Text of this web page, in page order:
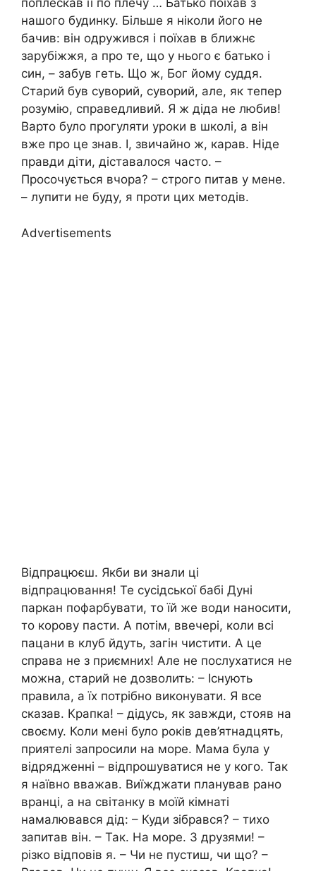
поплескав її по плечу … Батько поїхав з
нашого будинку. Більше я ніколи його не
бачив: він одружився і поїхав в ближнє
зарубіжжя, а про те, що у нього є батько і
син, – забув геть. Що ж, Бог йому суддя.
Старий був суворий, суворий, але, як тепер
розумію, справедливий. Я ж діда не любив!
Варто було прогуляти уроки в школі, а він
вже про це знав. І, звичайно ж, карав. Ніде
правди діти, діставалося часто. –
Просочується вчора? – строго питав у мене.
– лупити не буду, я проти цих методів.
Advertisements
Відпрацюєш. Якби ви знали ці
відпрацювання! Те сусідської бабі Дуні
паркан пофарбувати, то їй же води наносити,
то корову пасти. А потім, ввечері, коли всі
пацани в клуб йдуть, загін чистити. А це
справа не з приємних! Але не послухатися не
можна, старий не дозволить: – Існують
правила, а їх потрібно виконувати. Я все
сказав. Крапка! – дідусь, як завжди, стояв на
своєму. Коли мені було років дев’ятнадцять,
приятелі запросили на море. Мама була у
відрядженні – відпрошуватися не у кого. Так
я наївно вважав. Виїжджати планував рано
вранці, а на світанку в моїй кімнаті
намалювався дід: – Куди зібрався? – тихо
запитав він. – Так. На море. З друзями! –
різко відповів я. – Чи не пустиш, чи що? –